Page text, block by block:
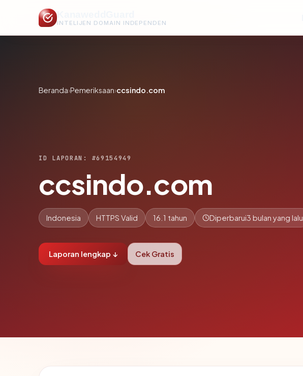
INTELIJEN DOMAIN INDEPENDEN
Beranda›Pemeriksaan›ccsindo.com
ID LAPORAN: #69154949
ccsindo.com
Indonesia HTTPS Valid 16.1 tahun Diperbarui3 bulan yang lalu
Laporan lengkap ↓ Cek Gratis